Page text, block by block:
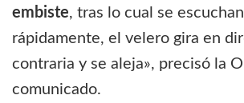
embiste, tras lo cual se
rápidamente, el velero gira en
contraria y se aleja», precisó la
comunicado.